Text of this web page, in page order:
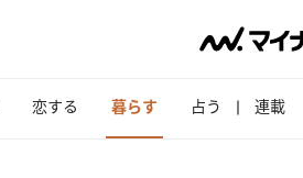
恋する 暮らす 占う 連載